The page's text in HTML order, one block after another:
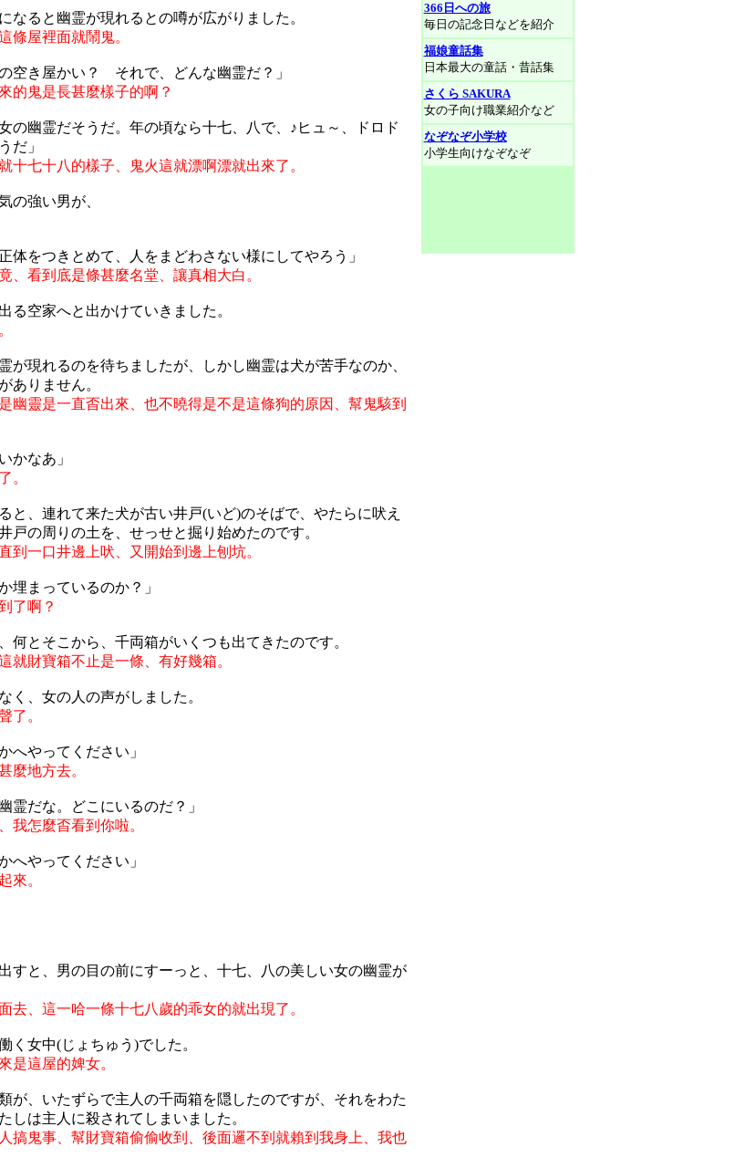
なると幽霊が現れるとの噂が広がりました。
條屋裡面就鬧鬼。
空き屋かい？ それで、どんな幽霊だ？」
的鬼是長甚麼樣子的啊？
の幽霊だそうだ。年の頃なら十七、八で、♪ヒュ～、ドロド
だ」
十七十八的樣子、鬼火這就漂啊漂就出來了。
の強い男が、
体をつきとめて、人をまどわさない様にしてやろう」
、看到底是條甚麼名堂、讓真相大白。
る空家へと出かけていきました。
が現れるのを待ちましたが、しかし幽霊は犬が苦手なのか、
ありません。
幽靈是一直㫘出來、也不曉得是不是這條狗的原因、幫鬼駭到
かなあ」
。
と、連れて来た犬が古い井戸(いど)のそばで、やたらに吠え
戸の周りの土を、せっせと掘り始めたのです。
到一口井邊上吠、又開始到邊上刨坑。
埋まっているのか？」
了啊？
何とそこから、千両箱がいくつも出てきたのです。
就財寶箱不止是一條、有好幾箱。
く、女の人の声がしました。
了。
へやってください」
麼地方去。
霊だな。どこにいるのだ？」
我怎麼㫘看到你啦。
へやってください」
來。
すと、男の目の前にすーっと、十七、八の美しい女の幽霊が
去、這一哈一條十七八歲的乖女的就出現了。
く女中(じょちゅう)でした。
是這屋的婢女。
が、いたずらで主人の千両箱を隠したのですが、それをわた
しは主人に殺されてしまいました。
搞鬼事、幫財寶箱偷偷收到、後面邏不到就賴到我身上、我也
366日への旅
毎日の記念日などを紹介
福娘童話集
日本最大の童話・昔話集
さくら SAKURA
女の子向け職業紹介など
なぞなぞ小学校
小学生向けなぞなぞ